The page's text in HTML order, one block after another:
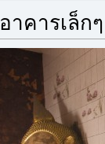
าคารเล็